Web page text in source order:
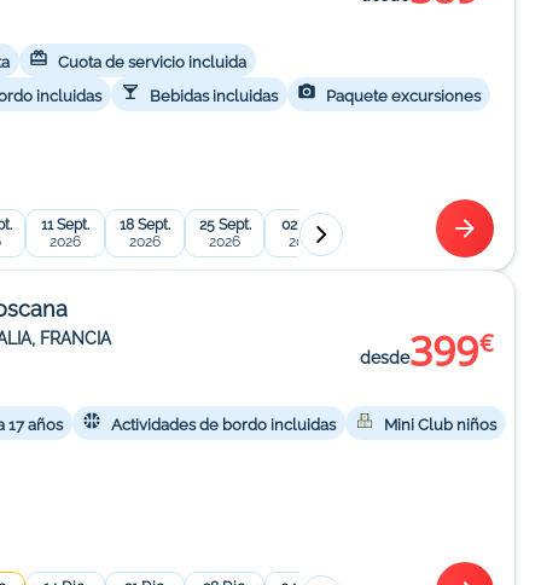
Cuota de servicio incluida
incluidas
Bebidas incluidas Paquete excursiones
11 Sept.
2026
18 Sept.
2026
25 Sept.
2026
02 Oct.
2026
16 Oct.
2026
FRANCIA
desde399€
17 años Actividades de bordo incluidas Mini Club niños